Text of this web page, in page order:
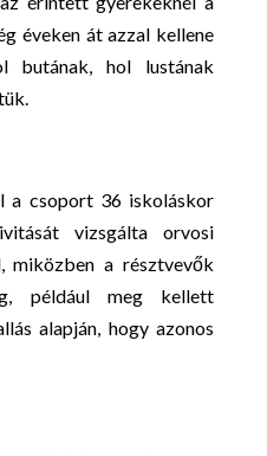
éveken át azzal kellene
butának, hol lustának
a csoport 36 iskoláskor
vizsgálta orvosi
miközben a résztvevők
például meg kellett
alapján, hogy azonos